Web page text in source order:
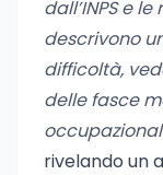
dall’INPS e
descrivono
difficoltà,
delle fasce
rivelando un